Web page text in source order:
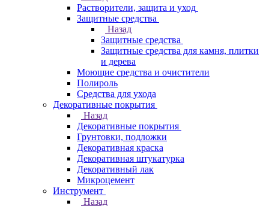
Растворители, защита и уход
Защитные средства
Назад
Защитные средства
Защитные средства для камня, плитки
и дерева
Моющие средства и очистители
Полироль
Средства для ухода
Декоративные покрытия
Назад
Декоративные покрытия
Грунтовки, подложки
Декоративная краска
Декоративная штукатурка
Декоративный лак
Микроцемент
Инструмент
Назад